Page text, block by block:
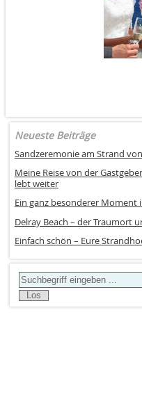
Neueste Beiträge
Sandzeremonie am Strand
Meine Reise von der
lebt weiter
Ein ganz besonderer Moment
Delray Beach – der Traumort
Einfach schön – Eure
Search